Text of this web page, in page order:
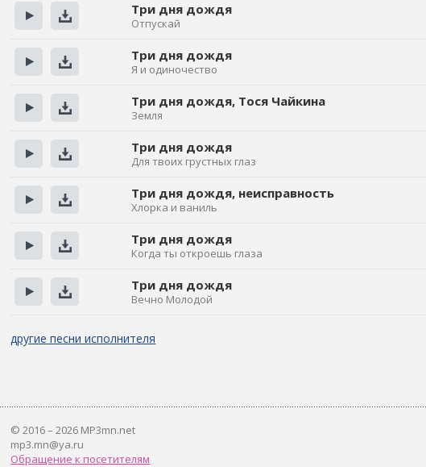
Три дня дождя
Отпускай
Три дня дождя
Я и одиночество
Три дня дождя, Тося Чайкина
Земля
Три дня дождя
Для твоих грустных глаз
Три дня дождя, неисправность
Хлорка и ваниль
Три дня дождя
Когда ты откроешь глаза
Три дня дождя
Вечно Молодой
другие песни исполнителя
© 2016 – 2026 MP3mn.net
mp3.mn@ya.ru
Обращение к посетителям